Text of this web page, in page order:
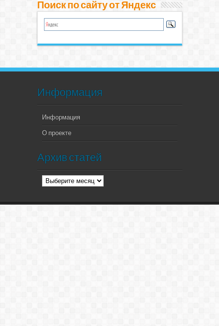
Поиск по сайту от Яндекс
Информация
Информация
О проекте
Архив статей
Архив
статей